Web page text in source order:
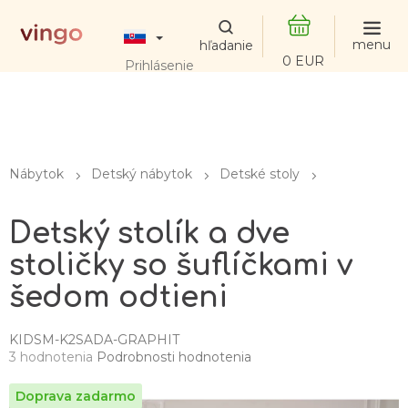
obsah
Prihlásenie
NÁKUPNÝ
KOŠÍK
Nábytok Detský nábytok Detské stoly
Detský stolík a dve
stoličky so šuflíčkami v
šedom odtieni
KIDSM-K2SADA-GRAPHIT
Priemerné
produktu
3 hodnotenia Podrobnosti hodnotenia